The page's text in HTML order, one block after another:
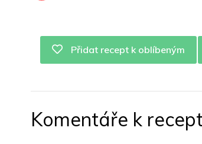
Přidat recept k oblíbeným
Komentáře k